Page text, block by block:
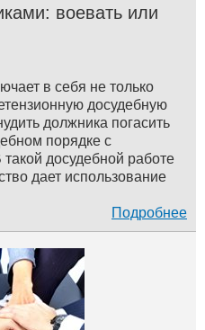
воевать или
в себя не только
досудебную
должника погасить
порядке с
досудебной работе
дает использование
Подробнее